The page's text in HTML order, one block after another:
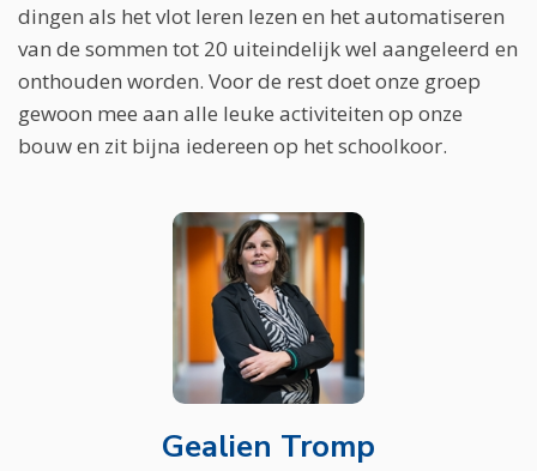
dingen als het vlot leren lezen en het automatiseren
van de sommen tot 20 uiteindelijk wel aangeleerd en
onthouden worden. Voor de rest doet onze groep
gewoon mee aan alle leuke activiteiten op onze
bouw en zit bijna iedereen op het schoolkoor.
Gealien Tromp